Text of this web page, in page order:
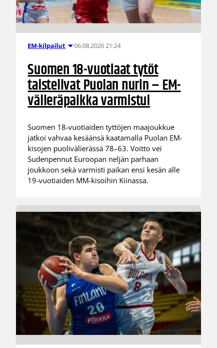
EM-kilpailut 06.08.2026 21:24
Suomen 18-vuotiaat tytöt
taistelivat Puolan nurin – EM-
välieräpaikka varmistui
Suomen 18-vuotiaiden tyttöjen maajoukkue
jatkoi vahvaa kesäänsä kaatamalla Puolan EM-
kisojen puolivälierässä 78–63. Voitto vei
Sudenpennut Euroopan neljän parhaan
joukkoon sekä varmisti paikan ensi kesän alle
19-vuotiaiden MM-kisoihin Kiinassa.